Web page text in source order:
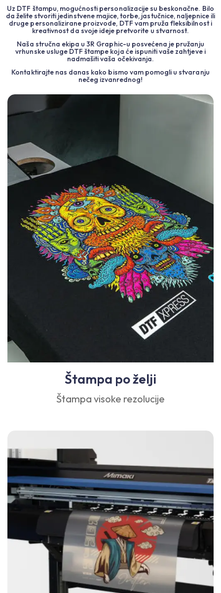
Uz DTF štampu, mogućnosti personalizacije su beskonačne. Bilo
da želite stvoriti jedinstvene majice, torbe, jastučnice, naljepnice ili
druge personalizirane proizvode, DTF vam pruža fleksibilnost i
kreativnost da svoje ideje pretvorite u stvarnost.
Naša stručna ekipa u 3R Graphic-u posvećena je pružanju
vrhunske usluge DTF štampe koja će ispuniti vaše zahtjeve i
nadmašiti vaša očekivanja.
Kontaktirajte nas danas kako bismo vam pomogli u stvaranju
nečeg izvanrednog!
Štampa po želji
Štampa visoke rezolucije